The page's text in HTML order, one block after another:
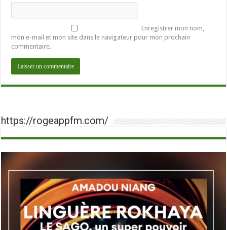
Enregistrer mon nom,
mon e-mail et mon site dans le navigateur pour mon prochain
commentaire.
https://rogeappfm.com/